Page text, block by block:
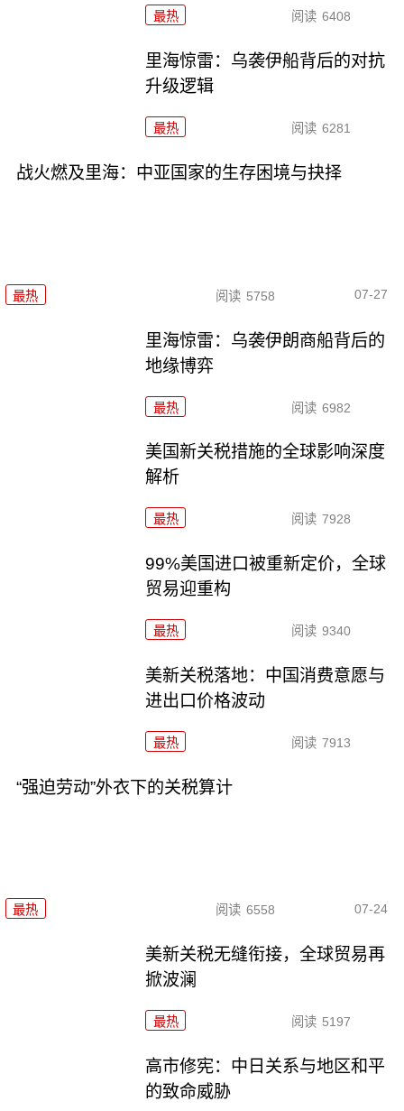
最热 阅读 6408
里海惊雷：乌袭伊船背后的对抗
升级逻辑
最热 阅读 6281
战火燃及里海：中亚国家的生存困境与抉择
最热 阅读 5758 07-27
里海惊雷：乌袭伊朗商船背后的
地缘博弈
最热 阅读 6982
美国新关税措施的全球影响深度
解析
最热 阅读 7928
99%美国进口被重新定价，全球
贸易迎重构
最热 阅读 9340
美新关税落地：中国消费意愿与
进出口价格波动
最热 阅读 7913
“强迫劳动”外衣下的关税算计
最热 阅读 6558 07-24
美新关税无缝衔接，全球贸易再
掀波澜
最热 阅读 5197
高市修宪：中日关系与地区和平
的致命威胁